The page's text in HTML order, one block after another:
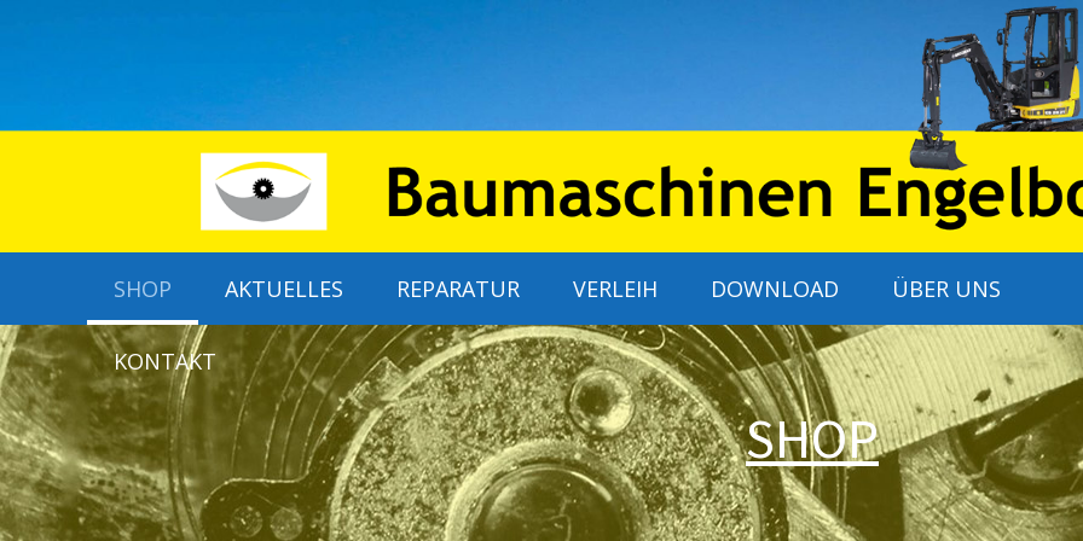
SHOP AKTUELLES REPARATUR VERLEIH DOWNLOAD ÜBER UNS
KONTAKT
SHOP